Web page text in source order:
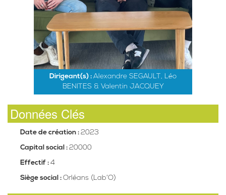
Dirigeant(s) : Alexandre SEGAULT, Léo
BENITES & Valentin JACQUEY
Données Clés
Date de création : 2023
Capital social : 20000
Effectif : 4
Siège social : Orléans (Lab’O)